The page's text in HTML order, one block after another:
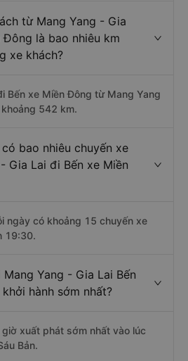
từ Mang Yang - Gia
Đông là bao nhiêu km
xe khách?
Bến xe Miền Đông từ Mang Yang
542 km.
bao nhiêu chuyến xe
Gia Lai đi Bến xe Miền
ngày có khoảng 15 chuyến xe
19:30.
Yang - Gia Lai Bến
hành sớm nhất?
xuất phát sớm nhất vào lúc
Bản.